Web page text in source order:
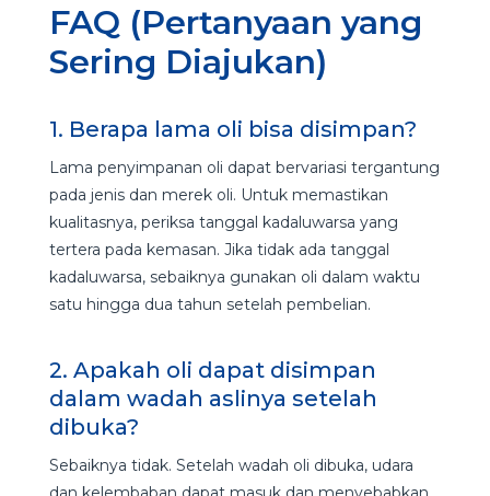
FAQ (Pertanyaan yang
Sering Diajukan)
1. Berapa lama oli bisa disimpan?
Lama penyimpanan oli dapat bervariasi tergantung
pada jenis dan merek oli. Untuk memastikan
kualitasnya, periksa tanggal kadaluwarsa yang
tertera pada kemasan. Jika tidak ada tanggal
kadaluwarsa, sebaiknya gunakan oli dalam waktu
satu hingga dua tahun setelah pembelian.
2. Apakah oli dapat disimpan
dalam wadah aslinya setelah
dibuka?
Sebaiknya tidak. Setelah wadah oli dibuka, udara